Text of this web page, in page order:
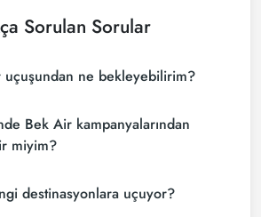
Sorulan Sorular
ne bekleyebilirim?
Bek Air kampanyalarından
miyim?
destinasyonlara uçuyor?